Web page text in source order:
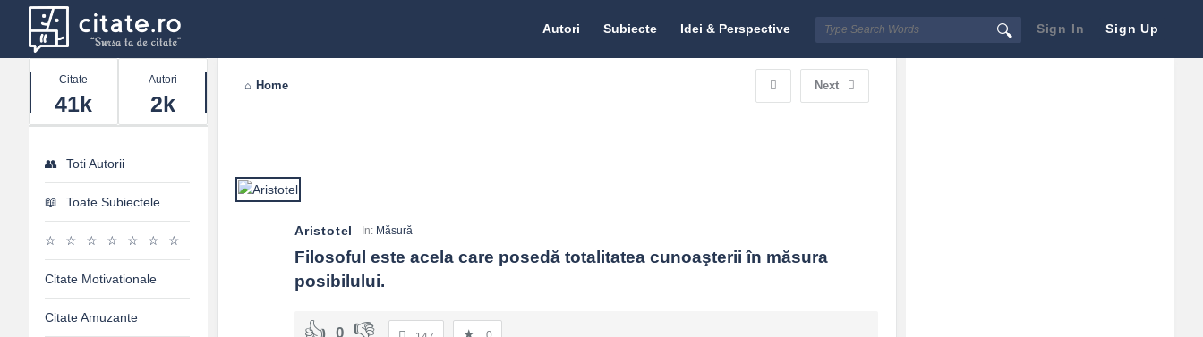
Sign In Sign Up
Citate.ro
Autori Subiecte Idei & Perspective
Home Next
Aristotel In: Măsură
Filosoful este acela care posedă totalitatea cunoaşterii în măsura
posibilului.
0
Stats
Citate
41k
Autori
2k
Toti Autorii
Toate Subiectele
Citate Motivationale
Citate Amuzante